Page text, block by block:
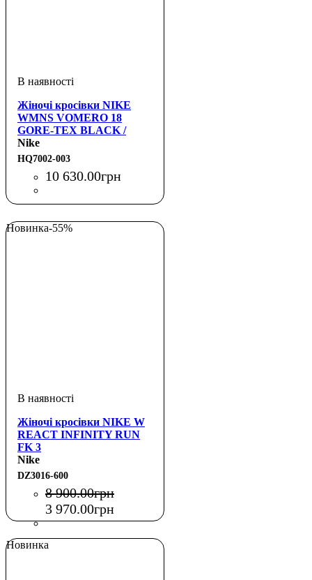
Жіночі кросівки NIKE
WMNS VOMERO 18
GORE-TEX BLACK /
CRIMSON TINT
Nike
HQ7002-003
10 630.00грн
Новинка-55%
Жіночі кросівки NIKE W
REACT INFINITY RUN
FK 3
Nike
DZ3016-600
8 900.00грн
3 970.00грн
Новинка